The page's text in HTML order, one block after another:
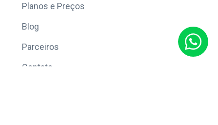
Planos e Preços
Blog
Parceiros
Contato